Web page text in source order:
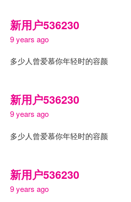
新用户536230
9 years ago
多少人曾爱慕你年轻时的容颜
新用户536230
9 years ago
多少人曾爱慕你年轻时的容颜
新用户536230
9 years ago